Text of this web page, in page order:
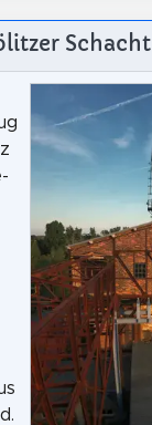
Schacht